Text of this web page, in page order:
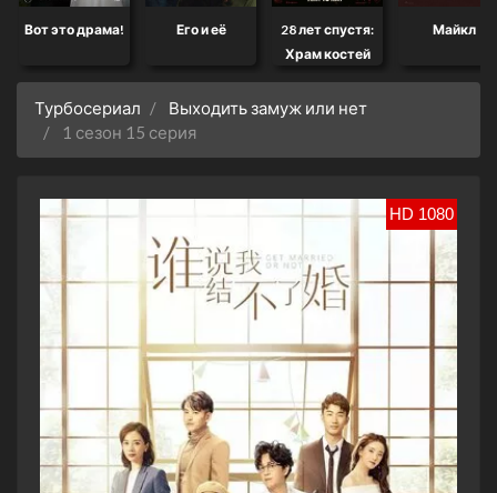
Вот это драма! Его и её
28 лет спустя:
Храм костей
Майкл
Турбосериал
Выходить замуж или нет
1 сезон 15 серия
HD 1080